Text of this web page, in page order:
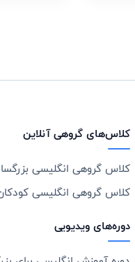
کلاس‌های گروهی آنلاین
کلاس گروهی انگلیسی
کلاس گروهی انگلیسی
دوره‌های ویدیویی